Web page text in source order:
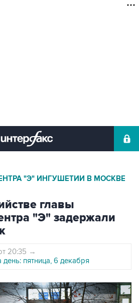
"Э" ИНГУШЕТИИ В МОСКВЕ
главы
"Э" задержали
20:35 →
пятница, 6 декабря